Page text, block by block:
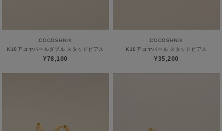
COCOSHNIK
K18アコヤパールダブル スタッドピアス
¥78,100
COCOSHNIK
K18アコヤパール スタッドピアス
¥35,200